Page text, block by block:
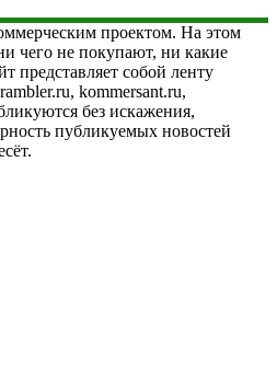
проектом. На этом
чего не покупают, ни какие
представляет собой ленту
kommersant.ru,
без искажения,
публикуемых новостей